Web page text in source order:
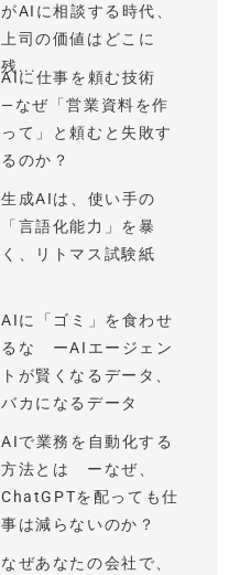
がAIに相談する時代、
上司の価値はどこに
残...
AIに仕事を頼む技術
—なぜ「営業資料を作
って」と頼むと失敗す
るのか？
生成AIは、使い手の
「言語化能力」を暴
く、リトマス試験紙
AIに「ゴミ」を食わせ
るな ーAIエージェン
トが賢くなるデータ、
バカになるデータ
AIで業務を自動化する
方法とは ーなぜ、
ChatGPTを配っても仕
事は減らないのか？
なぜあなたの会社で、